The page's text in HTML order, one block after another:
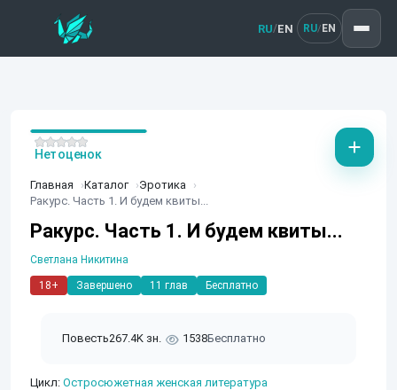
RU/EN RU/ EN
Главная Каталог
Эротика
Ракурс. Часть 1. И будем квиты...
Ракурс. Часть 1. И будем квиты...
Светлана Никитина
18+ Завершено 11 глав Бесплатно
Повесть267.4K зн. 1538Бесплатно
Цикл: Остросюжетная женская литература
Нет оценок